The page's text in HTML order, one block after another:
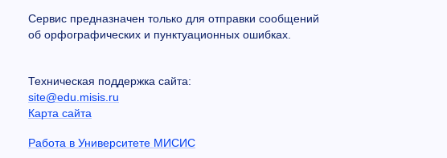
Сервис предназначен только для отправки сообщений
об орфографических и пунктуационных ошибках.
Техническая поддержка сайта:
site@edu.misis.ru
Карта сайта
Работа в Университете МИСИС